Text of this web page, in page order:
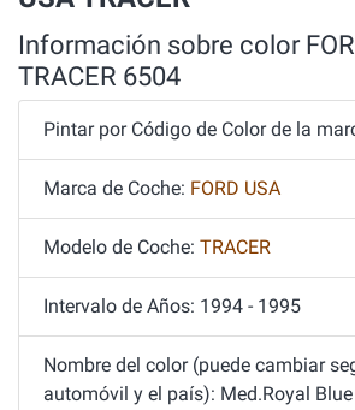
Información sobre color
TRACER 6504
Pintar por Código de Color de la
Marca de Coche: FORD USA
Modelo de Coche: TRACER
Intervalo de Años: 1994 - 1995
Nombre del color (puede cambiar
automóvil y el país): Med.Royal Blue